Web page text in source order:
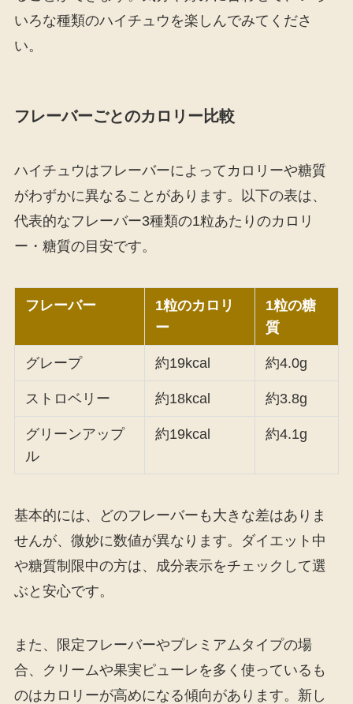
いろな種類のハイチュウを楽しんでみてくださ
い。
フレーバーごとのカロリー比較
ハイチュウはフレーバーによってカロリーや糖質
がわずかに異なることがあります。以下の表は、
代表的なフレーバー3種類の1粒あたりのカロリ
ー・糖質の目安です。
フレーバー
1粒のカロリ
ー
1粒の糖
質
グレープ 約19kcal 約4.0g
ストロベリー 約18kcal 約3.8g
グリーンアップ
ル
約19kcal 約4.1g
基本的には、どのフレーバーも大きな差はありま
せんが、微妙に数値が異なります。ダイエット中
や糖質制限中の方は、成分表示をチェックして選
ぶと安心です。
また、限定フレーバーやプレミアムタイプの場
合、クリームや果実ピューレを多く使っているも
のはカロリーが高めになる傾向があります。新し